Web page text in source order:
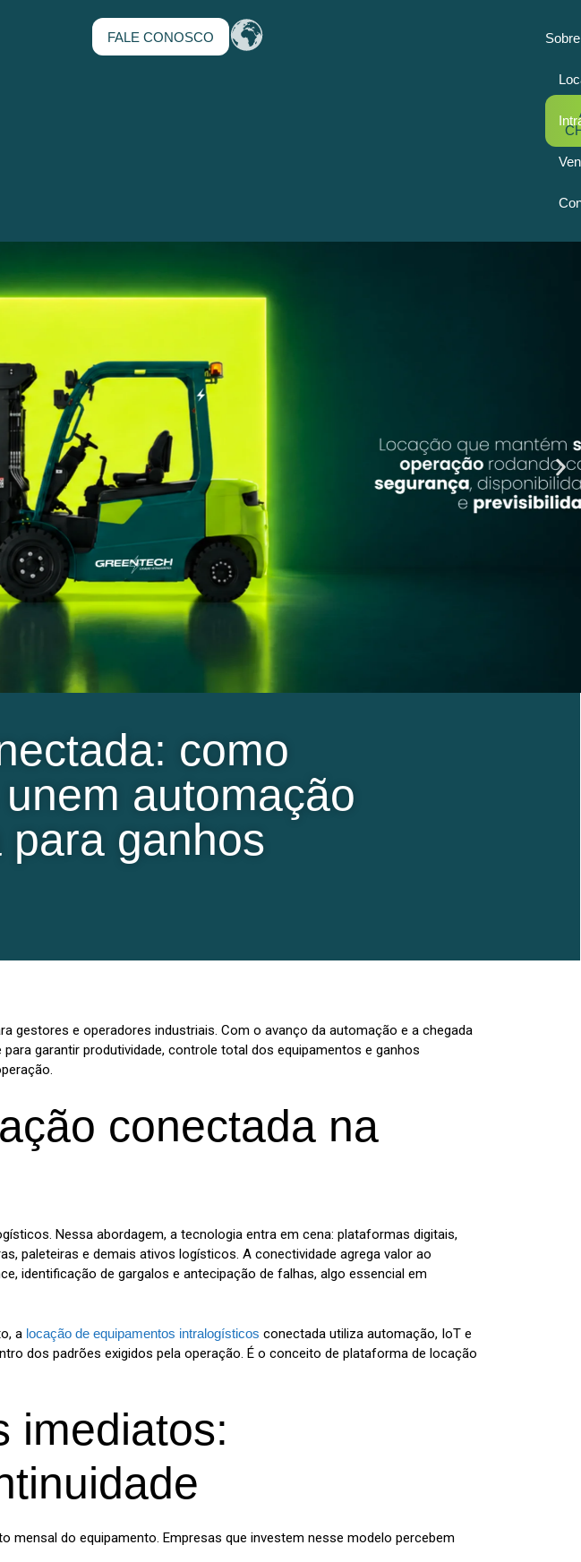
FALE CONOSCO
como
automação
ganhos
gestores e operadores industriais. Com o avanço da automação e a chegada
garantir produtividade, controle total dos equipamentos e ganhos
conectada na
Nessa abordagem, a tecnologia entra em cena: plataformas digitais,
paleteiras e demais ativos logísticos. A conectividade agrega valor ao
identificação de gargalos e antecipação de falhas, algo essencial em
a locação de equipamentos intralogísticos conectada utiliza automação, IoT e
dos padrões exigidos pela operação. É o conceito de plataforma de locação
imediatos:
mensal do equipamento. Empresas que investem nesse modelo percebem